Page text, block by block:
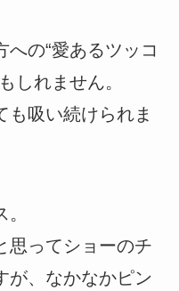
の“愛あるツッコ
しれません。
も吸い続けられま
思ってショーのチ
が、なかなかピン